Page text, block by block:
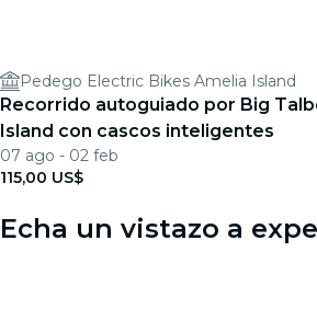
Pedego Electric Bikes Amelia Island
Recorrido autoguiado por Big
Island con cascos inteligentes
07 ago - 02 feb
115,00 US$
Echa un vistazo a